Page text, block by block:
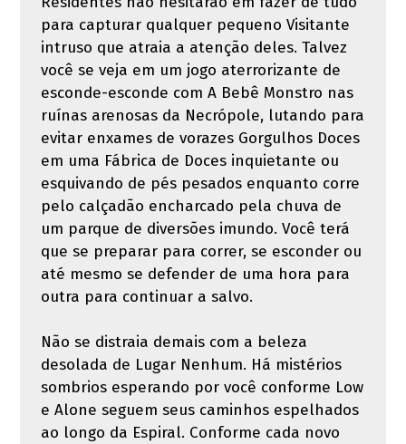
para capturar qualquer pequeno Visitante
intruso que atraia a atenção deles. Talvez
você se veja em um jogo aterrorizante de
esconde-esconde com A Bebê Monstro nas
ruínas arenosas da Necrópole, lutando para
evitar enxames de vorazes Gorgulhos Doces
em uma Fábrica de Doces inquietante ou
esquivando de pés pesados enquanto corre
pelo calçadão encharcado pela chuva de
um parque de diversões imundo. Você terá
que se preparar para correr, se esconder ou
até mesmo se defender de uma hora para
outra para continuar a salvo.
Não se distraia demais com a beleza
desolada de Lugar Nenhum. Há mistérios
sombrios esperando por você conforme Low
e Alone seguem seus caminhos espelhados
ao longo da Espiral. Conforme cada novo